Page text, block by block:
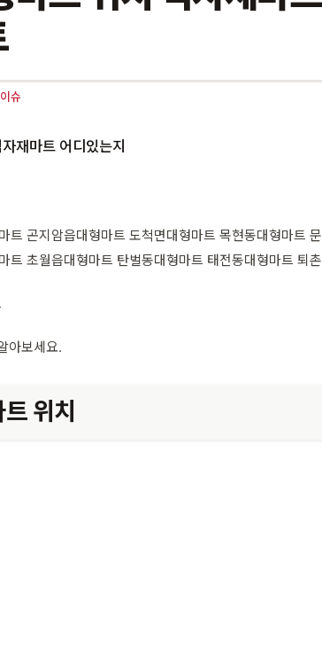
슈
재마트 어디있는지
트 곤지암읍대형마트 도척면대형마트 목현동대형마트
트 초월읍대형마트 탄벌동대형마트 태전동대형마트 퇴
아보세요.
위치